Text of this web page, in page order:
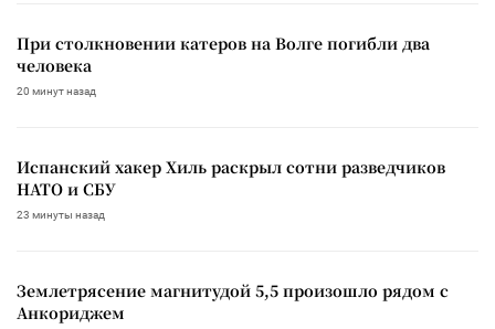
При столкновении катеров на Волге погибли два
человека
20 минут назад
Испанский хакер Хиль раскрыл сотни разведчиков
НАТО и СБУ
23 минуты назад
Землетрясение магнитудой 5,5 произошло рядом с
Анкориджем